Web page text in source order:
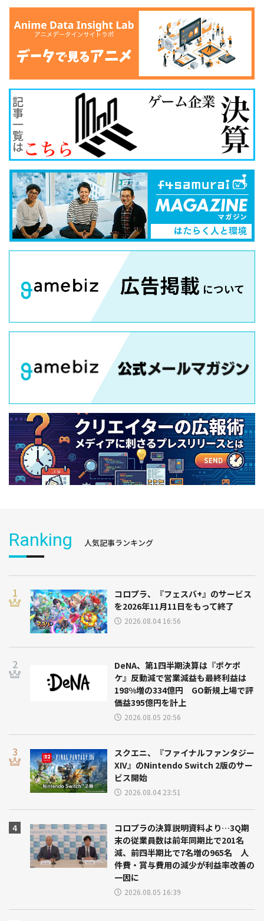
Ranking 人気記事ランキング
コロプラ、『フェスバ+』のサービス
を2026年11月11日をもって終了
2026.08.04 16:56
DeNA、第1四半期決算は『ポケポ
ケ』反動減で営業減益も最終利益は
198%増の334億円 GO新規上場で評
価益395億円を計上
2026.08.05 20:56
スクエニ、『ファイナルファンタジー
XIV』のNintendo Switch 2版のサー
ビス開始
2026.08.04 23:51
コロプラの決算説明資料より…3Q期
末の従業員数は前年同期比で201名
減、前四半期比で7名増の965名 人
件費・賞与費用の減少が利益率改善の
一因に
2026.08.05 16:39